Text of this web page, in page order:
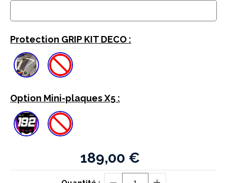
Protection GRIP KIT DECO :
Option Mini-plaques X5 :
189,00 €